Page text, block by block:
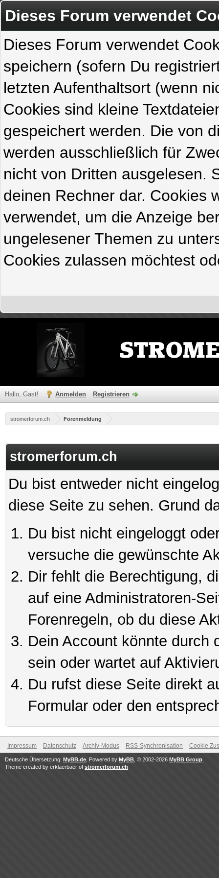
Dieses Forum verwendet
Dieses Forum verwendet
speichern (sofern Du
letzten Aufenthaltsort (wenn
Cookies sind kleine
gespeichert werden. Die von
werden ausschließlich für
nicht von Dritten ausgelesen.
deinen Rechner dar. Cookies
verwendet, um die Anzeige
ungelesener Themen zu
Cookies zulassen möchtest
Hallo, Gast! Anmelden Registrieren
stromerforum.ch Forenmeldung
stromerforum.ch
Du bist entweder nicht
diese Seite zu sehen. Grund
Du bist nicht eingeloggt
versuche die gewünschte
Dir fehlt die Berechtigung,
auf eine Administratoren-
Forenregeln, ob du diese
Dein Account könnte durch
sein oder wartet auf
Du rufst diese Seite direkt
Formular oder den
Impressum Datenschutz Archiv-Modus RSS-Synchronisation Cookie
Deutsche Übersetzung: MyBB.de , Powered by MyBB , © 2002-2026 MyBB Group
Theme created by erklaerbaer of stromerforum.ch